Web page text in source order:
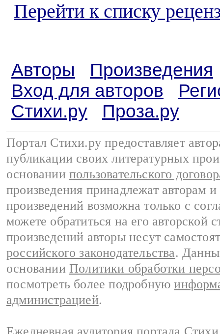
Перейти к списку
Авторы
Произведения
Вход для авторов
Стихи.ру
Проза.ру
Портал Стихи.ру предоставляет
публикации своих литературных
основании пользовательского
произведения принадлежат авторам
произведений возможна только с
можете обратиться на его авторской
произведений авторы несут
российского законодательства.
основании Политики обработки
посмотреть более подробную
администрацией.
Ежедневная аудитория портала